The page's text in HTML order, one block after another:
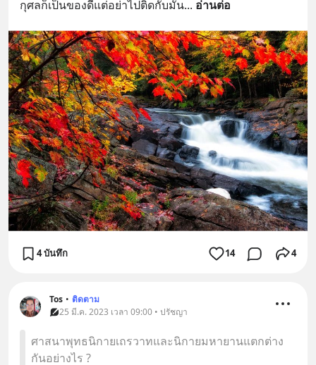
กุศลก็เป็นของดีแต่อย่าไปติดกับมัน... อ่านต่อ
4 บันทึก 14 4
Tos • ติดตาม
25 มี.ค. 2023 เวลา 09:00 • ปรัชญา
ศาสนาพุทธนิกายเถรวาทและนิกายมหายานแตกต่าง
กันอย่างไร ?